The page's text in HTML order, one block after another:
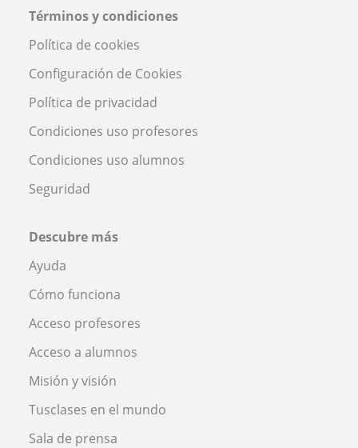
Términos y condiciones
Política de cookies
Configuración de Cookies
Política de privacidad
Condiciones uso profesores
Condiciones uso alumnos
Seguridad
Descubre más
Ayuda
Cómo funciona
Acceso profesores
Acceso a alumnos
Misión y visión
Tusclases en el mundo
Sala de prensa